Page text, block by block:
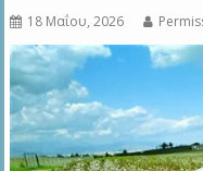
18 Μαΐου, 2026